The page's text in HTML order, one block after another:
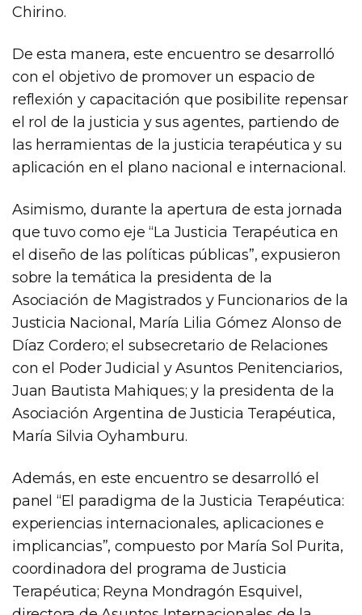
Chirino.
De esta manera, este encuentro se desarrolló
con el objetivo de promover un espacio de
reflexión y capacitación que posibilite repensar
el rol de la justicia y sus agentes, partiendo de
las herramientas de la justicia terapéutica y su
aplicación en el plano nacional e internacional.
Asimismo, durante la apertura de esta jornada
que tuvo como eje “La Justicia Terapéutica en
el diseño de las políticas públicas”, expusieron
sobre la temática la presidenta de la
Asociación de Magistrados y Funcionarios de la
Justicia Nacional, María Lilia Gómez Alonso de
Díaz Cordero; el subsecretario de Relaciones
con el Poder Judicial y Asuntos Penitenciarios,
Juan Bautista Mahiques; y la presidenta de la
Asociación Argentina de Justicia Terapéutica,
María Silvia Oyhamburu.
Además, en este encuentro se desarrolló el
panel “El paradigma de la Justicia Terapéutica:
experiencias internacionales, aplicaciones e
implicancias”, compuesto por María Sol Purita,
coordinadora del programa de Justicia
Terapéutica; Reyna Mondragón Esquivel,